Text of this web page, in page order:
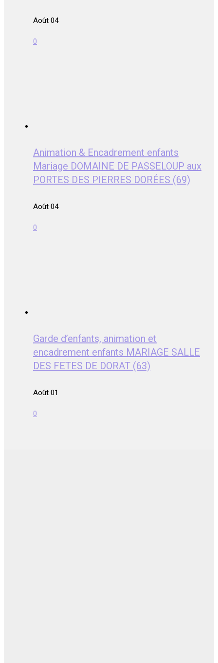
Août 04
0
Animation & Encadrement enfants
Mariage DOMAINE DE PASSELOUP aux
PORTES DES PIERRES DORÉES (69)
Août 04
0
Garde d’enfants, animation et
encadrement enfants MARIAGE SALLE
DES FETES DE DORAT (63)
Août 01
0